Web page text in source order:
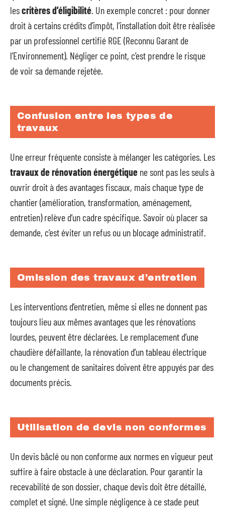
lescritères d’éligibilité. Un exemple concret : pour donner
droit à certains crédits d’impôt, l’installation doit être réalisée
par un professionnel certifié RGE (Reconnu Garant de
l’Environnement). Négliger ce point, c’est prendre le risque
de voir sa demande rejetée.
Confusion entre les types de
travaux
Une erreur fréquente consiste à mélanger les catégories. Les
travaux de rénovation énergétique ne sont pas les seuls à
ouvrir droit à des avantages fiscaux, mais chaque type de
chantier (amélioration, transformation, aménagement,
entretien) relève d’un cadre spécifique. Savoir où placer sa
demande, c’est éviter un refus ou un blocage administratif.
Omission des travaux d’entretien
Les interventions d’entretien, même si elles ne donnent pas
toujours lieu aux mêmes avantages que les rénovations
lourdes, peuvent être déclarées. Le remplacement d’une
chaudière défaillante, la rénovation d’un tableau électrique
ou le changement de sanitaires doivent être appuyés par des
documents précis.
Utilisation de devis non conformes
Un devis bâclé ou non conforme aux normes en vigueur peut
suffire à faire obstacle à une déclaration. Pour garantir la
recevabilité de son dossier, chaque devis doit être détaillé,
complet et signé. Une simple négligence à ce stade peut